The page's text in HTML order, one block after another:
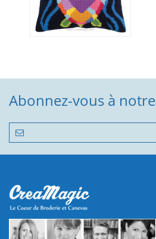
Abonnez-vous à notre